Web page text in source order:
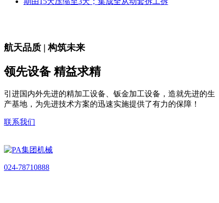
航天品质 | 构筑未来
领先设备 精益求精
引进国内外先进的精加工设备、钣金加工设备，造就先进的生
产基地，为先进技术方案的迅速实施提供了有力的保障！
联系我们
024-78710888